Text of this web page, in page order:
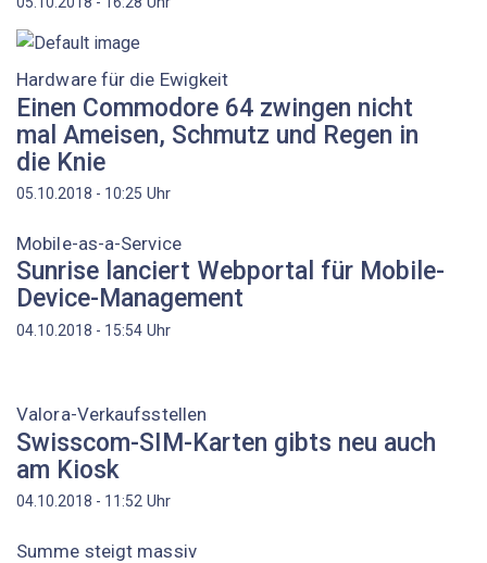
Hardware für die Ewigkeit
Einen Commodore 64 zwingen nicht
mal Ameisen, Schmutz und Regen in
die Knie
05.10.2018 - 10:25 Uhr
Mobile-as-a-Service
Sunrise lanciert Webportal für Mobile-
Device-Management
04.10.2018 - 15:54 Uhr
Valora-Verkaufsstellen
Swisscom-SIM-Karten gibts neu auch
am Kiosk
04.10.2018 - 11:52 Uhr
Summe steigt massiv